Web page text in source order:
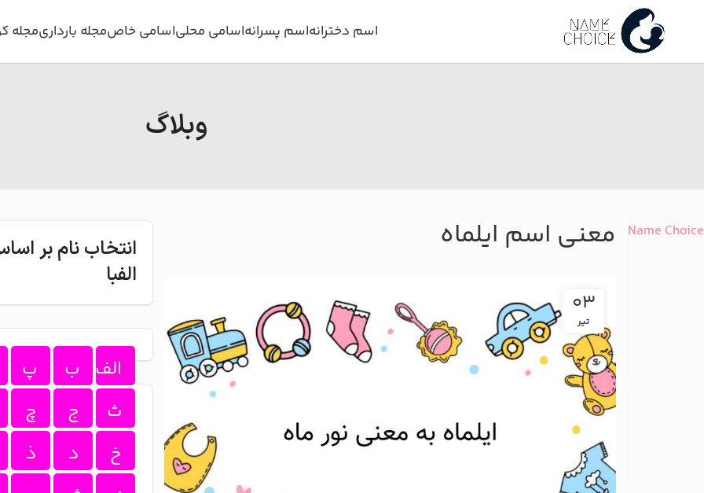
اسم دخترانهاسم پسرانهاسامی محلیاسامی خاصمجله بارداریمجله
وبلاگ
Name Choice معنی اسم ایلماه
03
تیر
انتخاب نام بر
الفبا
الف ب
پ
ث
ج
چ
خ
د
ذ